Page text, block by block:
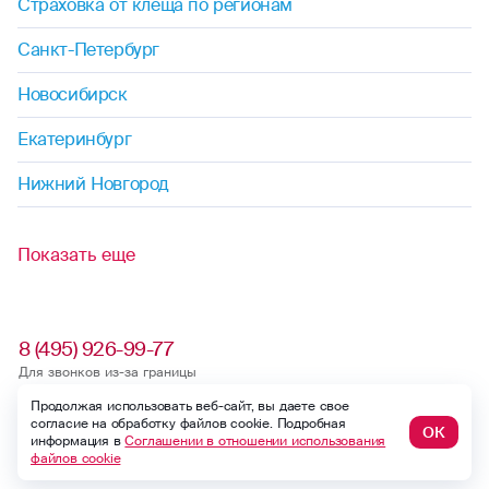
Страховка от клеща по регионам
Санкт-Петербург
Новосибирск
Екатеринбург
Нижний Новгород
Показать еще
8 (495) 926-99-77
Для звонков из-за границы
0530
Контакт-центр по России
24/7, бесплатно с мобильного
(Билайн, МТС, МегаФон и t2)
Продолжая использовать веб-сайт, вы даете свое
согласие на обработку файлов cookie. Подробная
информация вСоглашении в отношении использования
файлов cookie
ОК